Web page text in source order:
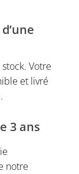
Votre
et livré
3 ans
notre